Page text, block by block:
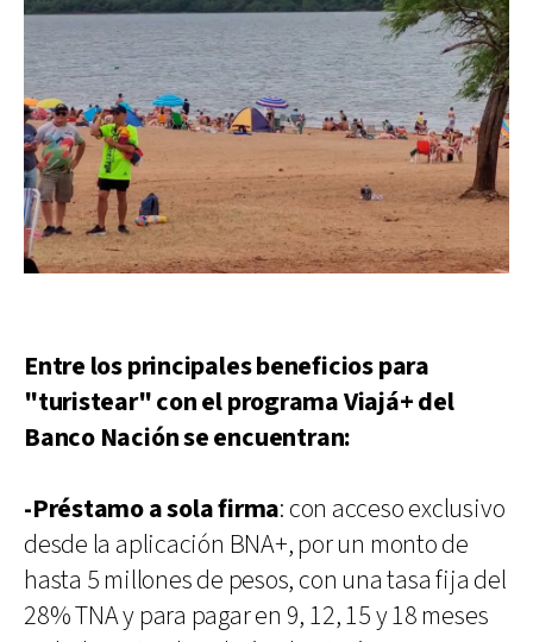
Entre los principales beneficios para
"turistear" con el programa Viajá+ del
Banco Nación se encuentran:
-Préstamo a sola firma: con acceso exclusivo
desde la aplicación BNA+, por un monto de
hasta 5 millones de pesos, con una tasa fija del
28% TNA y para pagar en 9, 12, 15 y 18 meses